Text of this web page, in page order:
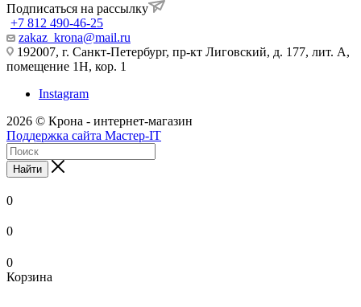
Подписаться на рассылку
+7 812 490-46-25
zakaz_krona@mail.ru
192007, г. Санкт-Петербург, пр-кт Лиговский, д. 177, лит. А,
помещение 1Н, кор. 1
Instagram
2026 © Крона - интернет-магазин
Поддержка сайта Мастер-IT
Найти
0
0
0
Корзина